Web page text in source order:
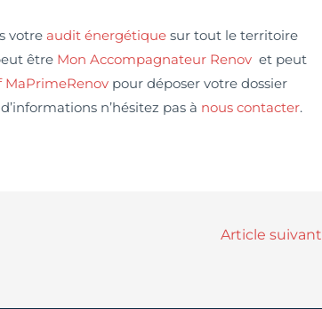
votre audit énergétique sur tout le territoire
être Mon Accompagnateur Renov et peut
pour déposer votre dossier
n’hésitez pas à nous contacter.
Article suivant